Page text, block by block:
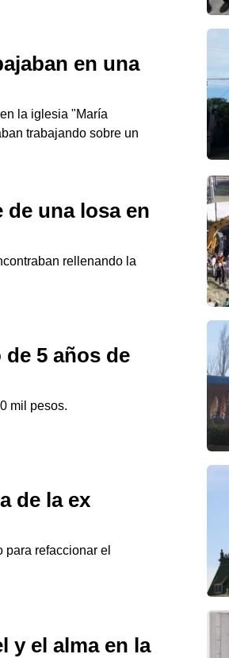
en una
la iglesia "María
trabajando sobre un
una losa en
rellenando la
5 años de
mil pesos.
de la ex
refaccionar el
y el alma en la